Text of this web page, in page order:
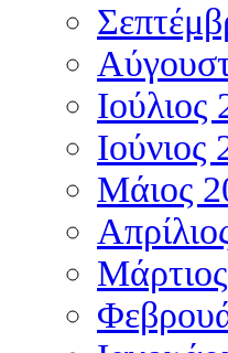
Ιούλιος
Ιούνιος
Μάιος